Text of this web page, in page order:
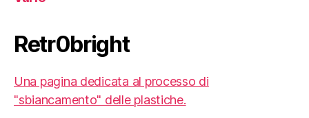
Retr0bright
Una pagina dedicata al processo di
"sbiancamento" delle plastiche.